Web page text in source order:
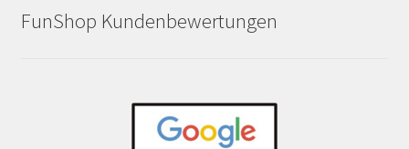
FunShop Kundenbewertungen